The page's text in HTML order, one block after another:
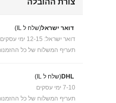
צורת ההובלה
דואר ישראל(שלח ל IL)
דואר ישראל: 12-15 ימי עסקים
תעריף המשלוח של כל
DHL(שלח ל IL)
7-10 ימי עסקים
תעריף המשלוח של כל ההזמנות הוא